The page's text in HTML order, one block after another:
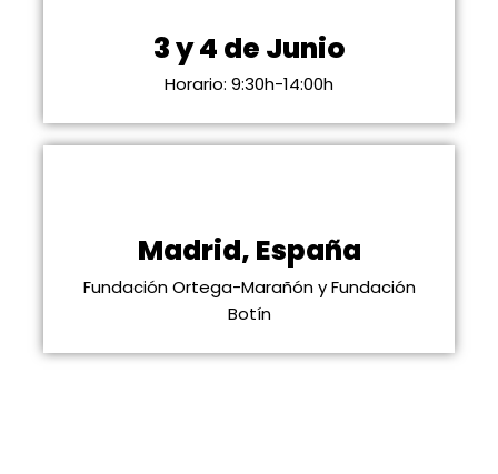
3 y 4 de Junio
Horario: 9:30h-14:00h
Madrid, España
Fundación Ortega-Marañón y Fundación
Botín